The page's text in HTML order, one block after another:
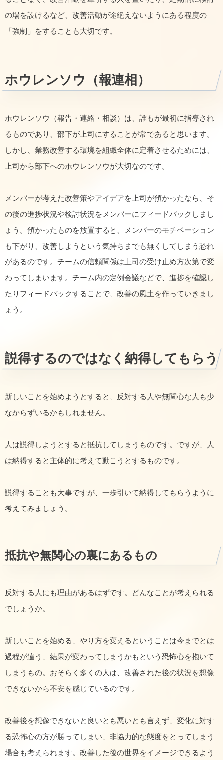
の場を設けるなど、改善活動が途絶えないようにある程度の
「強制」をすることも大切です。
ホウレンソウ（報連相）
ホウレンソウ（報告・連絡・相談）は、誰もが最初に指導され
るものであり、部下が上司にすることが常であると思います。
しかし、業務改善する環境を組織全体に定着させるためには、
上司から部下へのホウレンソウが大切なのです。
メンバーが考えた改善策やアイデアを上司が預かったなら、そ
の後の進捗状況や検討状況をメンバーにフィードバックしまし
ょう。預かったものを放置すると、メンバーのモチベーション
も下がり、改善しようという気持ちまでも無くしてしまう恐れ
があるのです。チームの信頼関係は上司の受け止め方次第で変
わってしまいます。チーム内の定例会議などで、進捗を確認し
たりフィードバックすることで、改善の風土を作っていきまし
ょう。
説得するのではなく納得してもらう
新しいことを始めようとすると、反対する人や無関心な人も少
なからずいるかもしれません。
人は説得しようとすると抵抗してしまうものです。ですが、人
は納得すると主体的に考えて動こうとするものです。
説得することも大事ですが、一歩引いて納得してもらうように
考えてみましょう。
抵抗や無関心の裏にあるもの
反対する人にも理由があるはずです。どんなことが考えられる
でしょうか。
新しいことを始める、やり方を変えるということは今までとは
過程が違う、結果が変わってしまうかもという恐怖心を抱いて
しまうもの。おそらく多くの人は、改善された後の状況を想像
できないから不安を感じているのです。
改善後を想像できないと良いとも悪いとも言えず、変化に対す
る恐怖心の方が勝ってしまい、非協力的な態度をとってしまう
場合も考えられます。改善した後の世界をイメージできるよう